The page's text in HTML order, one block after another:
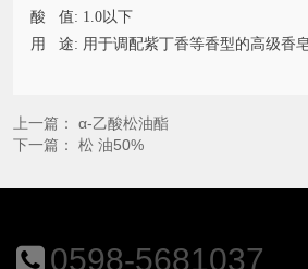
酸 值: 1.0以下
用 途: 用于调配紫丁香等香型的高级香
上一篇： α-乙酸松油酯
下一篇： 松 油50%
0598-5681037